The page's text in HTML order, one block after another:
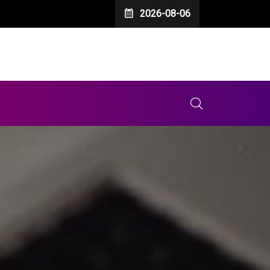
2026-08-06